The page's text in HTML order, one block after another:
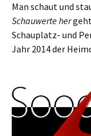
Man schaut und
Schauwerte her
Schauplatz- und
Jahr 2014 der